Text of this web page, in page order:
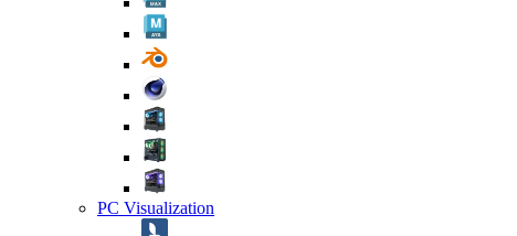
PC Visualization